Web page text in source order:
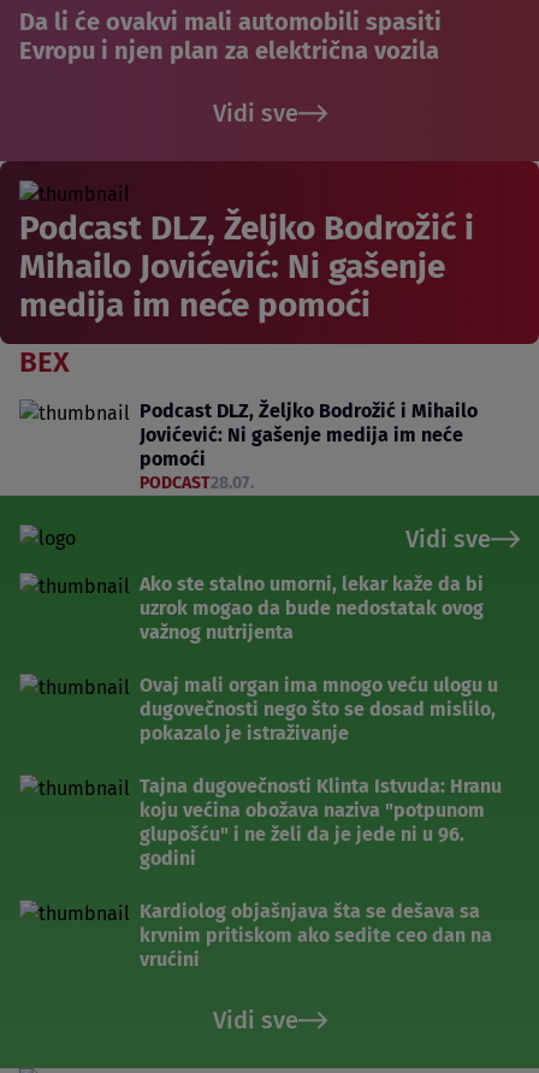
Da li će ovakvi mali automobili spasiti
Evropu i njen plan za električna vozila
Vidi sve
Podcast DLZ, Željko Bodrožić i
Mihailo Jovićević: Ni gašenje
medija im neće pomoći
BEX
Podcast DLZ, Željko Bodrožić i Mihailo
Jovićević: Ni gašenje medija im neće
pomoći
PODCAST28.07.
Vidi sve
Ako ste stalno umorni, lekar kaže da bi
uzrok mogao da bude nedostatak ovog
važnog nutrijenta
Ovaj mali organ ima mnogo veću ulogu u
dugovečnosti nego što se dosad mislilo,
pokazalo je istraživanje
Tajna dugovečnosti Klinta Istvuda: Hranu
koju većina obožava naziva "potpunom
glupošću" i ne želi da je jede ni u 96.
godini
Kardiolog objašnjava šta se dešava sa
krvnim pritiskom ako sedite ceo dan na
vrućini
Vidi sve